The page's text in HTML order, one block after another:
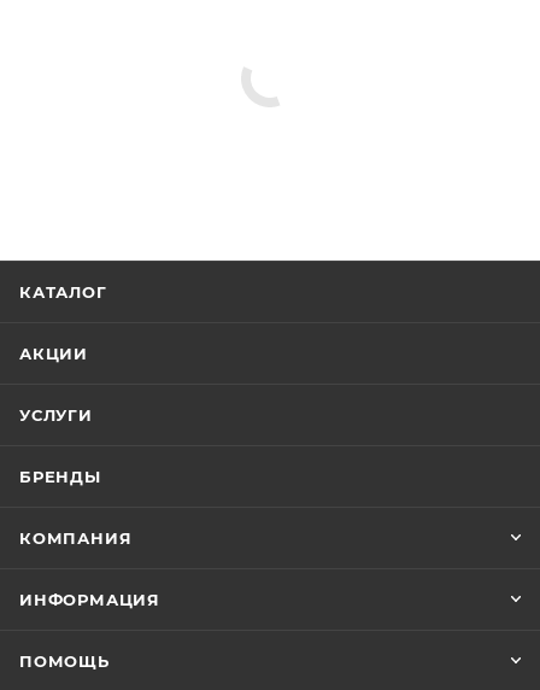
КАТАЛОГ
АКЦИИ
УСЛУГИ
БРЕНДЫ
КОМПАНИЯ
ИНФОРМАЦИЯ
ПОМОЩЬ